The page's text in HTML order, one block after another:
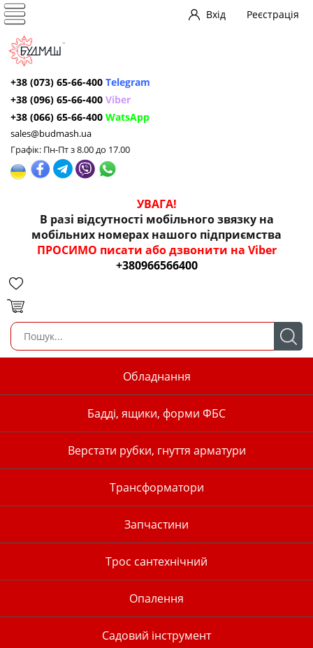
Вхід Реєстрація
+38 (073) 65-66-400 Telegram
+38 (096) 65-66-400 Viber
+38 (066) 65-66-400 WatsApp
sales@budmash.ua
Графік: Пн-Пт з 8.00 до 17.00
УВАГА!
В разі відсутності мобільного звязку на
мобільних номерах нашого підприємства
ПРОСИМО писати або дзвонити на Viber
+380966566400
Обладнання
Бадді, ящики, форми ФБС
Верстати рубки, гнуття арматури
Трансформатори
Запчастини
Трос сантехнічний
Опалення
Садовий інструмент